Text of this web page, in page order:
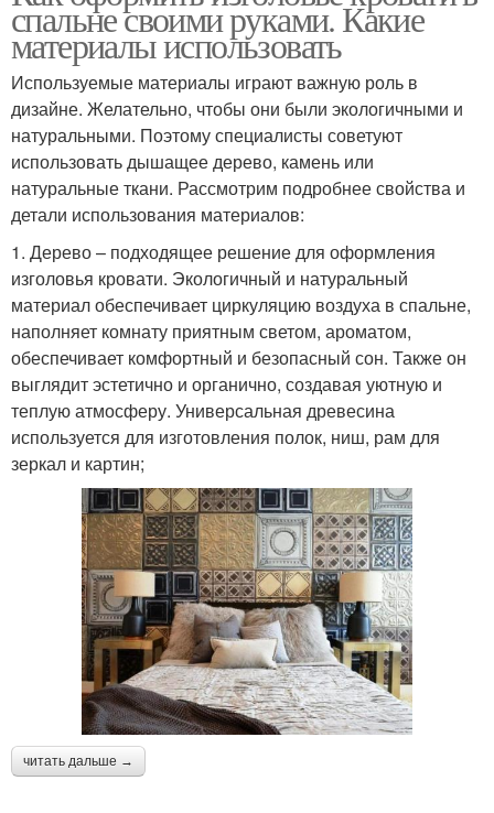
спальне своими руками. Какие
материалы использовать
Используемые материалы играют важную роль в
дизайне. Желательно, чтобы они были экологичными и
натуральными. Поэтому специалисты советуют
использовать дышащее дерево, камень или
натуральные ткани. Рассмотрим подробнее свойства и
детали использования материалов:
1. Дерево – подходящее решение для оформления
изголовья кровати. Экологичный и натуральный
материал обеспечивает циркуляцию воздуха в спальне,
наполняет комнату приятным светом, ароматом,
обеспечивает комфортный и безопасный сон. Также он
выглядит эстетично и органично, создавая уютную и
теплую атмосферу. Универсальная древесина
используется для изготовления полок, ниш, рам для
зеркал и картин;
читать дальше →